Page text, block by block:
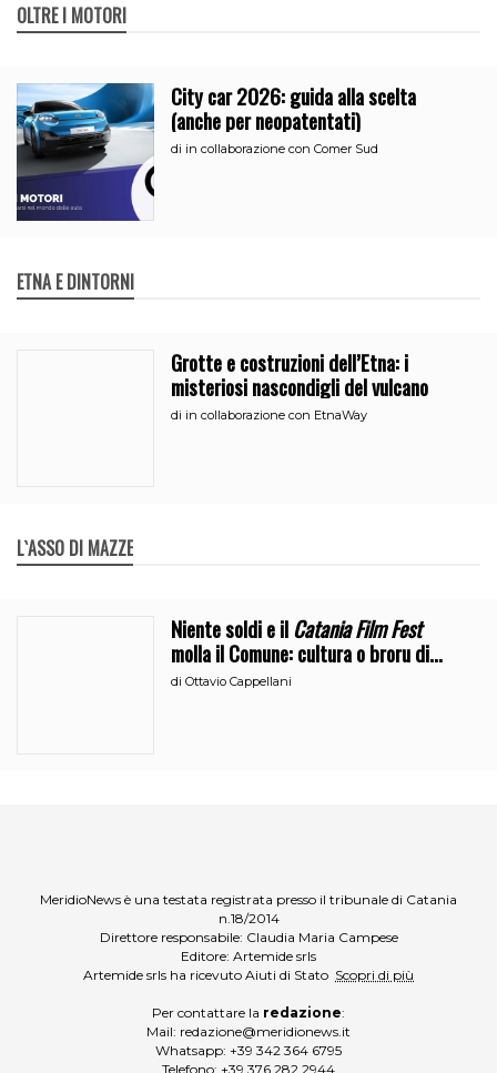
OLTRE I MOTORI
City car 2026: guida alla scelta
(anche per neopatentati)
di in collaborazione con Comer Sud
ETNA E DINTORNI
Grotte e costruzioni dell’Etna: i
misteriosi nascondigli del vulcano
di in collaborazione con EtnaWay
L`ASSO DI MAZZE
Niente soldi e ilCatania Film Fest
molla il Comune: cultura o broru di
ciciri?
diOttavio Cappellani
MeridioNews è una testata registrata presso il tribunale di Catania
n.18/2014
Direttore responsabile: Claudia Maria Campese
Editore: Artemide srls
Artemide srls ha ricevuto Aiuti di Stato Scopri di più
Per contattare la redazione:
Mail: redazione@meridionews.it
Whatsapp: +39 342 364 6795
Telefono: +39 376 282 2944